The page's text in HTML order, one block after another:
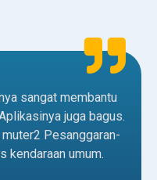
sangat membantu
juga bagus.
Pesanggaran-
kendaraan umum.